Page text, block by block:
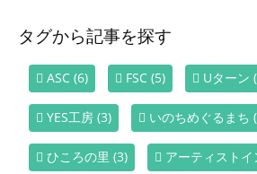
タグから記事を探す
ASC (6) FSC (5) Uターン
YES工房 (3) いのちめぐるまち
ひころの里 (3) アーティスト